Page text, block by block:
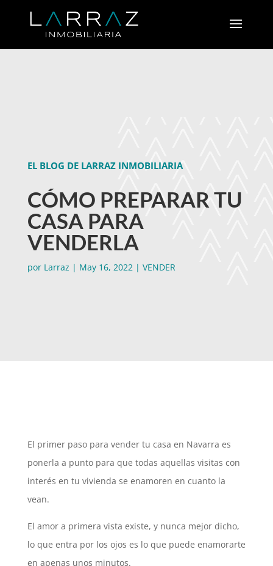
EL BLOG DE LARRAZ INMOBILIARIA
CÓMO PREPARAR TU
CASA PARA
VENDERLA
por Larraz | May 16, 2022| VENDER
El primer paso para vender tu casa en Navarra es
ponerla a punto para que todas aquellas visitas con
interés en tu vivienda se enamoren en cuanto la
vean.
El amor a primera vista existe, y nunca mejor dicho,
lo que entra por los ojos es lo que puede enamorarte
en apenas unos minutos.